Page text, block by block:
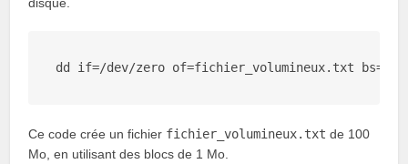
dd if=/dev/zero of=fichier_volumineux.txt bs=
Ce code crée un fichier fichier_volumineux.txt de 100
Mo, en utilisant des blocs de 1 Mo.